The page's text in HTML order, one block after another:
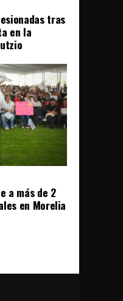
tras
en la
a más de 2
en Morelia